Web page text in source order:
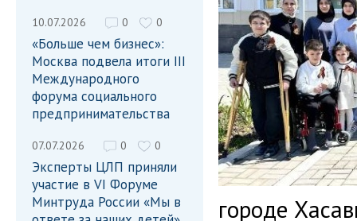
10.07.2026 0 0
«Больше чем бизнес»:
Москва подвела итоги III
Международного
форума социального
предпринимательства
07.07.2026 0 0
Эксперты ЦЛП приняли
участие в VI Форуме
Минтруда России «Мы в
городе